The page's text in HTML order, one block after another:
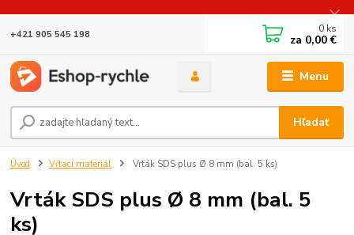
Menu
Hľadať
+421 905 545 198 0 ks
za 0,00 €
Úvod Vŕtací materiál Vrták SDS plus Ø 8 mm (bal. 5 ks)
Vrták SDS plus Ø 8 mm (bal. 5
ks)